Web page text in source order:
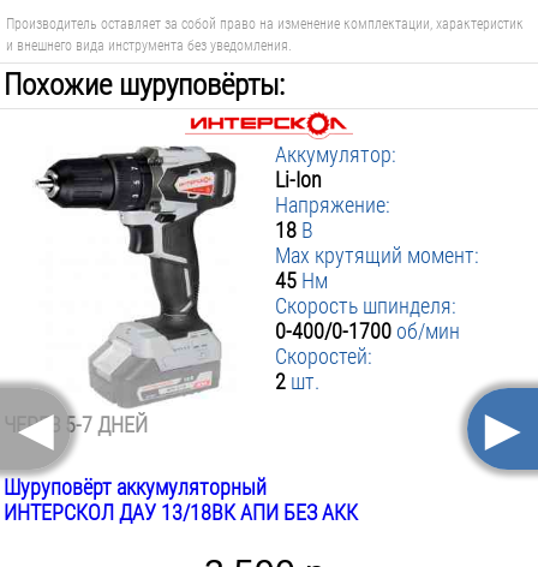
Производитель оставляет за собой право на изменение комплектации, характеристик
и внешнего вида инструмента без уведомления.
Похожие шуруповёрты:
Аккумулятор:
Li-Ion
Напряжение:
18 В
Max крутящий момент:
45 Нм
Скорость шпинделя:
0-400/0-1700 об/мин
Скоростей:
2 шт.
ЧЕРЕЗ 5-7 ДНЕЙ
Шуруповёрт аккумуляторный
ИНТЕРСКОЛ ДАУ 13/18ВК АПИ БЕЗ АКК
◄ ►